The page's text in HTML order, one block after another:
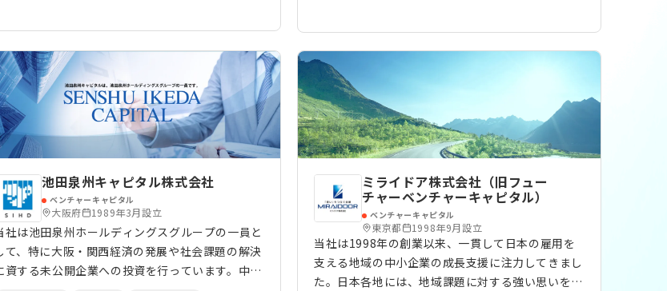
池田泉州キャピタル株式会社
ベンチャーキャピタル
大阪府 1989年3月設立
社は池田泉州ホールディングスグループの一員と
て、特に大阪・関西経済の発展や社会課題の解決
資する未公開企業への投資を行っています。中長
ミライドア株式会社（旧フュー
チャーベンチャーキャピタル）
ベンチャーキャピタル
東京都 1998年9月設立
当社は1998年の創業以来、一貫して日本の雇用を
支える地域の中小企業の成長支援に注力してきまし
た。日本各地には、地域課題に対する強い思いを持